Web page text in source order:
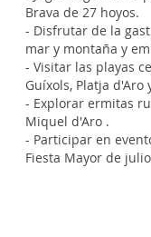
Brava de 27 hoyos.
- Disfrutar de la
mar y montaña y
- Visitar las playas
Guíxols, Platja d'Aro
- Explorar ermitas
Miquel d'Aro .
- Participar en
Fiesta Mayor de julio